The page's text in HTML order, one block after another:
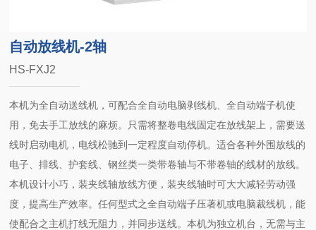
自动放线机-2轴
HS-FXJ2
本机为全自动送线机，可配合全自动电脑剥线机、全自动端子机使
用，免去手工放线的麻烦。只需将整卷电线固定在放线架上，需要送
线时启动电机，电线松驰到一定程度自动停机。适合各种外围放线的
电子、排线、护套线、钢丝类一类带卷轴与不带卷轴的线材的放线。
本机设计小巧，装夹线轴放线方便，装夹线轴时可大大减轻劳动强
度，提高生产效率。任何型式之全自动端子压著机或电脑裁线机，能
使配合之主机打线无阻力，并同步送线。本机为独立机台，无需与主